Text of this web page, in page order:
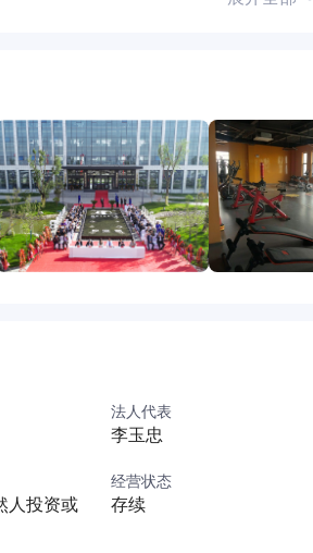
”企业、自治区制造业领先示范企业等荣
法人代表
李玉忠
人投资或
经营状态
存续